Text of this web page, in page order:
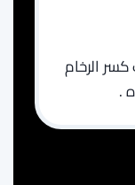
كسر الرخام
.